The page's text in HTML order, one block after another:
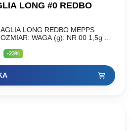
LONG #0 REDBO
LONG REDBO MEPPS
WAGA (g): NR 00 1,5g NR
-23%